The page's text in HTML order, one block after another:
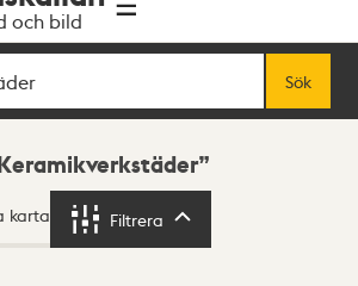
och bild
Sök
karta Filtrera